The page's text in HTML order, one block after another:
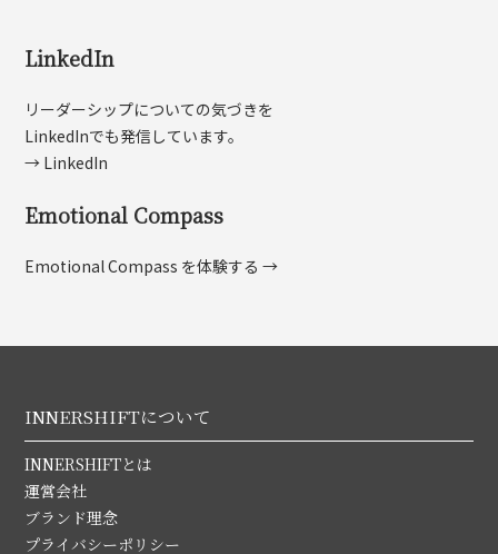
LinkedIn
リーダーシップについての気づきを
LinkedInでも発信しています。
→ LinkedIn
Emotional Compass
Emotional Compass を体験する →
INNERSHIFTについて
INNERSHIFTとは
運営会社
ブランド理念
プライバシーポリシー